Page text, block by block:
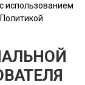
использованием